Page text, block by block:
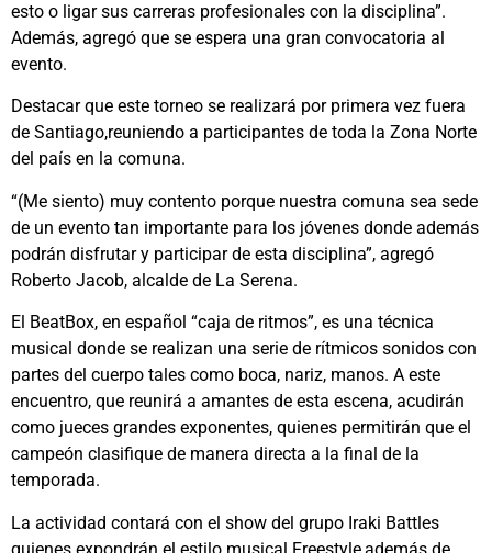
esto o ligar sus carreras profesionales con la disciplina”.
Además, agregó que se espera una gran convocatoria al
evento.
Destacar que este torneo se realizará por primera vez fuera
de Santiago,reuniendo a participantes de toda la Zona Norte
del país en la comuna.
“(Me siento) muy contento porque nuestra comuna sea sede
de un evento tan importante para los jóvenes donde además
podrán disfrutar y participar de esta disciplina”, agregó
Roberto Jacob, alcalde de La Serena.
El BeatBox, en español “caja de ritmos”, es una técnica
musical donde se realizan una serie de rítmicos sonidos con
partes del cuerpo tales como boca, nariz, manos. A este
encuentro, que reunirá a amantes de esta escena, acudirán
como jueces grandes exponentes, quienes permitirán que el
campeón clasifique de manera directa a la final de la
temporada.
La actividad contará con el show del grupo Iraki Battles
quienes expondrán el estilo musical Freestyle,además de